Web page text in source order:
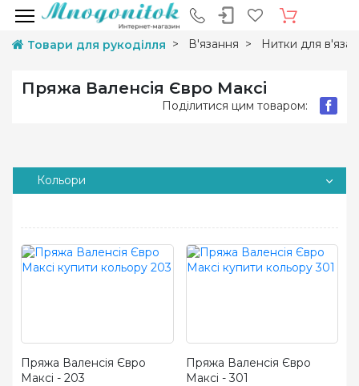
Товари для рукоділля В'язання Нитки для
Пряжа Валенсія Євро Максі
Поділитися цим товаром:
Кольори
Пряжа Валенсія Євро
Максі - 203
Пряжа Валенсія Євро
Максі - 301